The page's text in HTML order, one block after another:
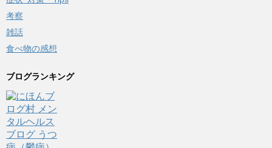
考察
雑話
食べ物の感想
ブログランキング